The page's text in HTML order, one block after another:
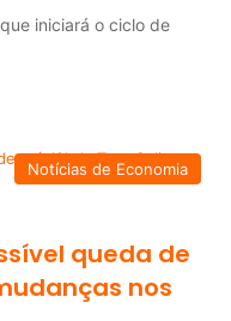
iniciará o ciclo de
Notícias de Economia
queda de
nos